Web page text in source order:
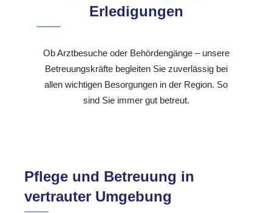
Erledigungen
Ob Arztbesuche oder Behördengänge – unsere
Betreuungskräfte begleiten Sie zuverlässig bei
allen wichtigen Besorgungen in der Region. So
sind Sie immer gut betreut.
Pflege und Betreuung in
vertrauter Umgebung